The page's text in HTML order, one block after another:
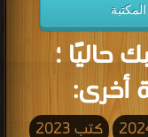
حاليًا ؛
أخرى:
كتب 2023